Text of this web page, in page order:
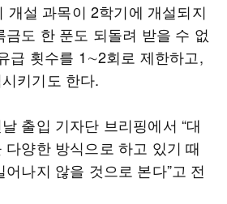
개설 과목이 2학기에 개설되지
도 한 푼도 되돌려 받을 수 없
급 횟수를 1∼2회로 제한하고,
키기도 한다.
출입 기자단 브리핑에서 “대
양한 방식으로 하고 있기 때
나지 않을 것으로 본다”고 전